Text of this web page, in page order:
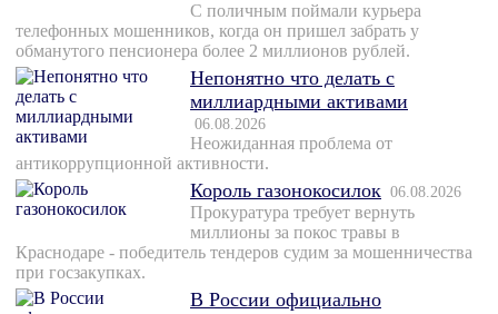
С поличным поймали курьера
телефонных мошенников, когда он пришел забрать у
обманутого пенсионера более 2 миллионов рублей.
Непонятно что делать с
миллиардными активами
06.08.2026
Неожиданная проблема от
антикоррупционной активности.
Король газонокосилок 06.08.2026
Прокуратура требует вернуть
миллионы за покос травы в
Краснодаре - победитель тендеров судим за мошенничества
при госзакупках.
В России официально